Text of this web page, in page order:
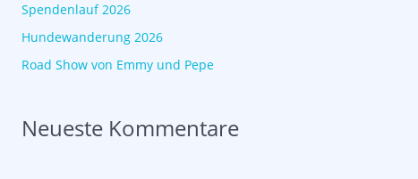
Spendenlauf 2026
Hundewanderung 2026
Road Show von Emmy und Pepe
Neueste Kommentare